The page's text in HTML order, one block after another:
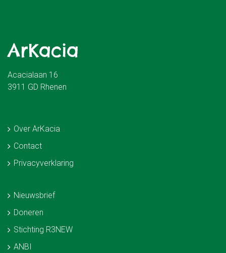
ArKacia
Acacialaan 16
3911 GD Rhenen
Over ArKacia
Contact
Privacyverklaring
Nieuwsbrief
Doneren
Stichting R3NEW
ANBI